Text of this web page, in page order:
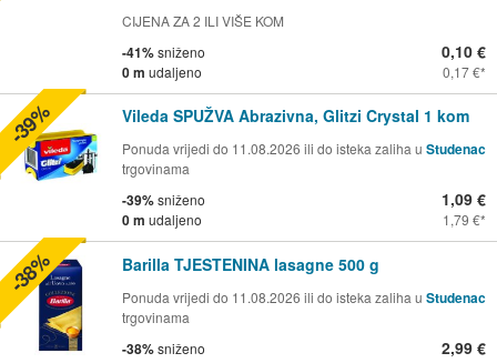
CIJENA ZA 2 ILI VIŠE KOM
-41%sniženo
0 m udaljeno
0,10 €
0,17 €
Vileda SPUŽVA Abrazivna, Glitzi Crystal 1 kom
Ponuda vrijedi do 11.08.2026 ili do isteka zaliha u Studenac
trgovinama
-39%sniženo
0 m udaljeno
1,09 €
1,79 €
-39%
Barilla TJESTENINA lasagne 500 g
Ponuda vrijedi do 11.08.2026 ili do isteka zaliha u Studenac
trgovinama
-38%sniženo 2,99 €
-38%